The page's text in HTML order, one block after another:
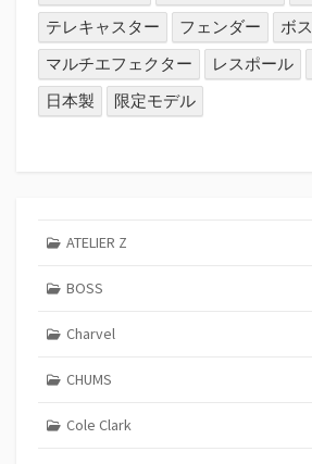
テレキャスター
フェンダー
ボス
マルチエフェクター
レスポール
日本製
限定モデル
ATELIER Z
BOSS
Charvel
CHUMS
Cole Clark